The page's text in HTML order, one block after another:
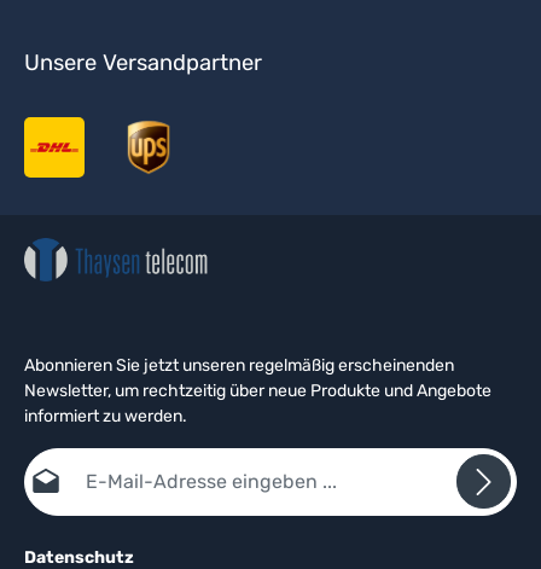
Unsere Versandpartner
Abonnieren Sie jetzt unseren regelmäßig erscheinenden
Newsletter, um rechtzeitig über neue Produkte und Angebote
informiert zu werden.
E-Mail-Adresse*
Datenschutz